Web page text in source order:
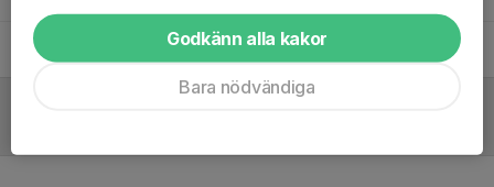
Sean AlingcastreCoach
Godkänn alla kakor
Bara nödvändiga